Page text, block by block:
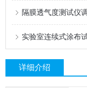
隔膜透气度测试仪
实验室连续式涂布
详细介绍